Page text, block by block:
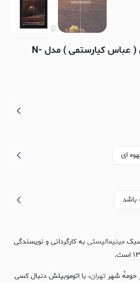
تابلو فیلم طعع گیلاس ( عباس کیارستمی ) مدل N-
ای
باشد
سبکمینیمالیستیبه کارگردانی و نویسندگی
حومهٔ شهرتهران، با اتوموبیلش دنبال کسی